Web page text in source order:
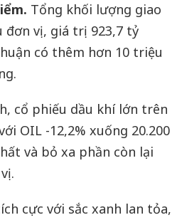
Tổng khối lượng giao
đơn vị, giá trị 923,7 tỷ
có thêm hơn 10 triệu
cổ phiếu dầu khí lớn trên
OIL -12,2% xuống 20.200
và bỏ xa phần còn lại
cực với sắc xanh lan tỏa,